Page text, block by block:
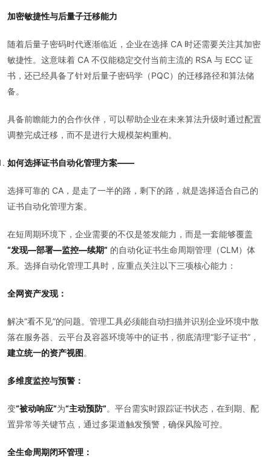
加密敏捷性与后量子迁移能力
随着后量子密码时代逐渐临近，企业在选择 CA 时还需要关注其加密
敏捷性。这意味着 CA 不仅能稳定交付当前主流的 RSA 与 ECC 证
书，还已经具备了针对后量子密码学（PQC）的迁移路径和算法储
备。
具备前瞻能力的合作伙伴，可以帮助企业在未来算法升级时通过配置
调整完成迁移，而不是进行大规模架构重构。
如何选择证书自动化管理方案——
选择可靠的 CA，是走了一半的路，剩下的路，就是选择适合自己的
证书自动化管理方案。
在短周期环境下，企业需要的不仅是签发能力，而是一套能够覆盖
“发现—部署—监控—续期” 的自动化证书生命周期管理（CLM）体
系。选择自动化管理工具时，应重点关注以下三项核心能力：
全网资产发现：
解决“看不见”的问题。管理工具必须能自动扫描并识别企业环境中散
落在服务器、云平台及容器环境等中的证书，彻底清理“影子证书”，
建立统一的资产视图。
多维度监控与预警：
变“被动响应”为“主动预防”。平台需实时跟踪证书状态，在到期、配
置异常等关键节点，通过多渠道触发预警，确保风险可控。
全生命周期闭环管理：